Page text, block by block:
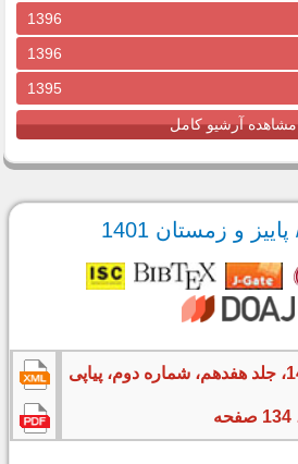
1396
1396
1395
مشاهده آرشیو کامل
معارف عقلی، سال 1401، جلد هفدهم، شماره دوم، پیاپی